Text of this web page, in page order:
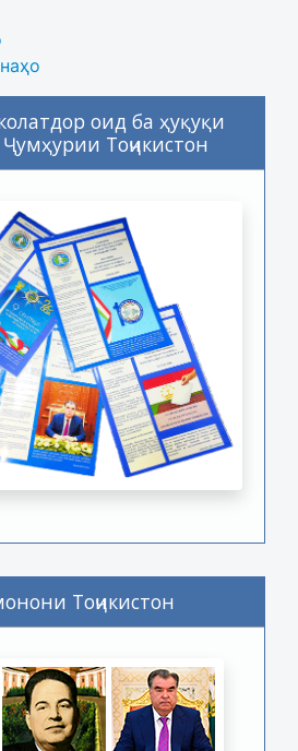
оид ба ҳуқуқи
Тоҷикистон
Тоҷикистон